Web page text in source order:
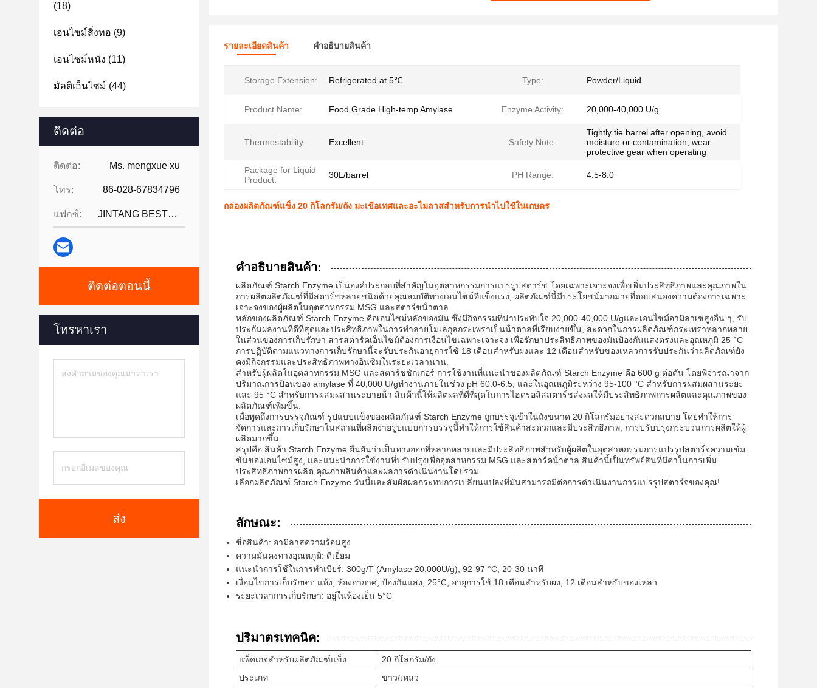
(18)
เอนไซม์สิ่งทอ (9)
เอนไซม์หนัง (11)
มัลติเอ็นไซม์ (44)
ติดต่อ
ติดต่อ: Ms. mengxue xu
โทร: 86-028-67834796
แฟกซ์: JINTANG BESTWAY TECHNOLOGY CO
ติดต่อตอนนี้
โทรหาเรา
ส่ง
รายละเอียดสินค้า คําอธิบายสินค้า
Storage Extension: Refrigerated at 5℃ Type: Powder/Liquid
Product Name: Food Grade High-temp Amylase Enzyme Activity: 20,000-40,000 U/g
Thermostability: Excellent Safety Note:
Tightly tie barrel after opening, avoid
moisture or contamination, wear
protective gear when operating
Package for Liquid
Product:
30L/barrel PH Range: 4.5-8.0
กล่องผลิตภัณฑ์แข็ง 20 กิโลกรัม/ถัง มะเขือเทศและอะไมลาสสําหรับการนําไปใช้ในเกษตร
คําอธิบายสินค้า:
ผลิตภัณฑ์ Starch Enzyme เป็นองค์ประกอบที่สําคัญในอุตสาหกรรมการแปรรูปสตาร์ช โดยเฉพาะเจาะจงเพื่อเพิ่มประสิทธิภาพและคุณภาพใน
การผลิตผลิตภัณฑ์ที่มีสตาร์ชหลายชนิดด้วยคุณสมบัติทางเอนไซม์ที่แข็งแรง, ผลิตภัณฑ์นี้มีประโยชน์มากมายที่ตอบสนองความต้องการเฉพาะ
เจาะจงของผู้ผลิตในอุตสาหกรรม MSG และสตาร์ชน้ําตาล
หลักของผลิตภัณฑ์ Starch Enzyme คือเอนไซม์หลักของมัน ซึ่งมีกิจกรรมที่น่าประทับใจ 20,000-40,000 U/gและเอนไซม์อามิลาเซ่สูงอื่น ๆ, รับ
ประกันผลงานที่ดีที่สุดและประสิทธิภาพในการทําลายโมเลกุลกระเพราเป็นน้ําตาลที่เรียบง่ายขึ้น, สะดวกในการผลิตภัณฑ์กระเพราหลากหลาย.
ในส่วนของการเก็บรักษา สารสตาร์คเอ็นไซม์ต้องการเงื่อนไขเฉพาะเจาะจง เพื่อรักษาประสิทธิภาพของมันป้องกันแสงตรงและอุณหภูมิ 25 °C
การปฏิบัติตามแนวทางการเก็บรักษานี้จะรับประกันอายุการใช้ 18 เดือนสําหรับผงและ 12 เดือนสําหรับของเหลวการรับประกันว่าผลิตภัณฑ์ยัง
คงมีกิจกรรมและประสิทธิภาพทางอินซิมในระยะเวลานาน.
สําหรับผู้ผลิตในอุตสาหกรรม MSG และสตาร์ชชักเกอร์ การใช้งานที่แนะนําของผลิตภัณฑ์ Starch Enzyme คือ 600 g ต่อตัน โดยพิจารณาจาก
ปริมาณการป้อนของ amylase ที่ 40,000 U/gทํางานภายในช่วง pH 60.0-6.5, และในอุณหภูมิระหว่าง 95-100 °C สําหรับการผสมผสานระยะ
และ 95 °C สําหรับการผสมผสานระบายน้ํา สินค้านี้ให้ผลิตผลที่ดีที่สุดในการไฮดรอลิสสตาร์ชส่งผลให้มีประสิทธิภาพการผลิตและคุณภาพของ
ผลิตภัณฑ์เพิ่มขึ้น.
เมื่อพูดถึงการบรรจุภัณฑ์ รูปแบบแข็งของผลิตภัณฑ์ Starch Enzyme ถูกบรรจุเข้าในถังขนาด 20 กิโลกรัมอย่างสะดวกสบาย โดยทําให้การ
จัดการและการเก็บรักษาในสถานที่ผลิตง่ายรูปแบบการบรรจุนี้ทําให้การใช้สินค้าสะดวกและมีประสิทธิภาพ, การปรับปรุงกระบวนการผลิตให้ผู้
ผลิตมากขึ้น
สรุปคือ สินค้า Starch Enzyme ยืนยันว่าเป็นทางออกที่หลากหลายและมีประสิทธิภาพสําหรับผู้ผลิตในอุตสาหกรรมการแปรรูปสตาร์จความเข้ม
ข้นของเอนไซม์สูง, และแนะนําการใช้งานที่ปรับปรุงเพื่ออุตสาหกรรม MSG และสตาร์คน้ําตาล สินค้านี้เป็นทรัพย์สินที่มีค่าในการเพิ่ม
ประสิทธิภาพการผลิต คุณภาพสินค้าและผลการดําเนินงานโดยรวม
เลือกผลิตภัณฑ์ Starch Enzyme วันนี้และสัมผัสผลกระทบการเปลี่ยนแปลงที่มันสามารถมีต่อการดําเนินงานการแปรรูปสตาร์จของคุณ!
ลักษณะ:
ชื่อสินค้า: อามิลาสความร้อนสูง
ความมั่นคงทางอุณหภูมิ: ดีเยี่ยม
แนะนําการใช้ในการทําเบียร์: 300g/T (Amylase 20,000U/g), 92-97 °C, 20-30 นาที
เงื่อนไขการเก็บรักษา: แห้ง, ห้องอากาศ, ป้องกันแสง, 25°C, อายุการใช้ 18 เดือนสําหรับผง, 12 เดือนสําหรับของเหลว
ระยะเวลาการเก็บรักษา: อยู่ในห้องเย็น 5°C
ปริมาตรเทคนิค:
แพ็คเกจสําหรับผลิตภัณฑ์แข็ง
20 กิโลกรัม/ถัง
ประเภท
ขาว/เหลว